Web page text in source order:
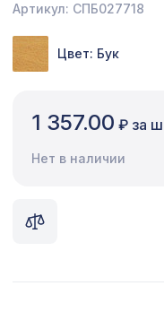
Плинтусы
Распродажа
Экраны для
Артикул: СПБ027718
Цвет: Бук
1 357.00 ₽ за
Нет в наличии